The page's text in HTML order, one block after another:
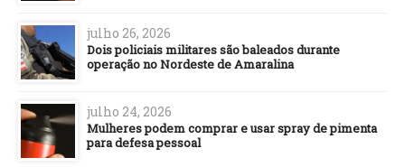
julho 26, 2026
Dois policiais militares são baleados durante
operação no Nordeste de Amaralina
julho 24, 2026
Mulheres podem comprar e usar spray de pimenta
para defesa pessoal